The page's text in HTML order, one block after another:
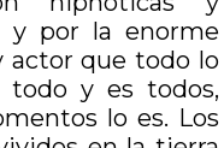
y por la enorme
actor que todo lo
todo y es todos,
lo es. Los